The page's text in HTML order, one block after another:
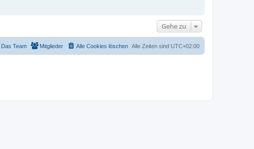
Gehe zu
Alle Zeiten sind UTC+02:00
Alle Cookies löschen
Mitglieder
Das Team